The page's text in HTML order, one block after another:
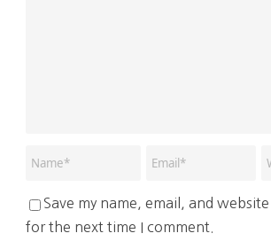
Save my name, email, and
for the next time I comment.